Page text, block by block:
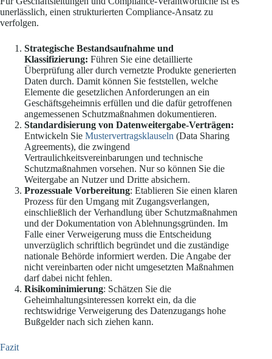
unerlässlich, einen strukturierten Compliance-Ansatz zu
verfolgen.
Strategische Bestandsaufnahme und
Klassifizierung: Führen Sie eine detaillierte
Überprüfung aller durch vernetzte Produkte generierten
Daten durch. Damit können Sie feststellen, welche
Elemente die gesetzlichen Anforderungen an ein
Geschäftsgeheimnis erfüllen und die dafür getroffenen
angemessenen Schutzmaßnahmen dokumentieren.
Standardisierung von Datenweitergabe-Verträgen:
Entwickeln Sie Mustervertragsklauseln (Data Sharing
Agreements), die zwingend
Vertraulichkeitsvereinbarungen und technische
Schutzmaßnahmen vorsehen. Nur so können Sie die
Weitergabe an Nutzer und Dritte absichern.
Prozessuale Vorbereitung: Etablieren Sie einen klaren
Prozess für den Umgang mit Zugangsverlangen,
einschließlich der Verhandlung über Schutzmaßnahmen
und der Dokumentation von Ablehnungsgründen. Im
Falle einer Verweigerung muss die Entscheidung
unverzüglich schriftlich begründet und die zuständige
nationale Behörde informiert werden. Die Angabe der
nicht vereinbarten oder nicht umgesetzten Maßnahmen
darf dabei nicht fehlen.
Risikominimierung: Schätzen Sie die
Geheimhaltungsinteressen korrekt ein, da die
rechtswidrige Verweigerung des Datenzugangs hohe
Bußgelder nach sich ziehen kann.
Fazit